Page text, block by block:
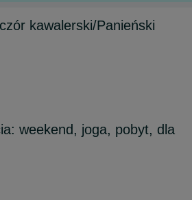
kawalerski/Panieński
weekend, joga, pobyt, dla